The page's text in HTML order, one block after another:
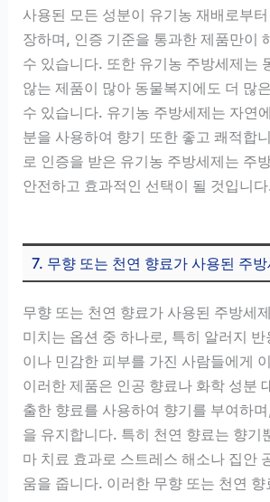
사용된 모든 성분이 유기농 재배로부
장하며, 인증 기준을 통과한 제품만이
수 있습니다. 또한 유기농 주방세제는
않는 제품이 많아 동물복지에도 더 많
수 있습니다. 유기농 주방세제는 자연
분을 사용하여 향기 또한 좋고 쾌적합
로 인증을 받은 유기농 주방세제는 주
안전하고 효과적인 선택이 될 것입니
7. 무향 또는 천연 향료가 사용된 주방
무향 또는 천연 향료가 사용된 주방세
미치는 옵션 중 하나로, 특히 알러지
이나 민감한 피부를 가진 사람들에게
이러한 제품은 인공 향료나 화학 성분
출한 향료를 사용하여 향기를 부여하
을 유지합니다. 특히 천연 향료는 향기
마 치료 효과로 스트레스 해소나 집안
움을 줍니다. 이러한 무향 또는 천연